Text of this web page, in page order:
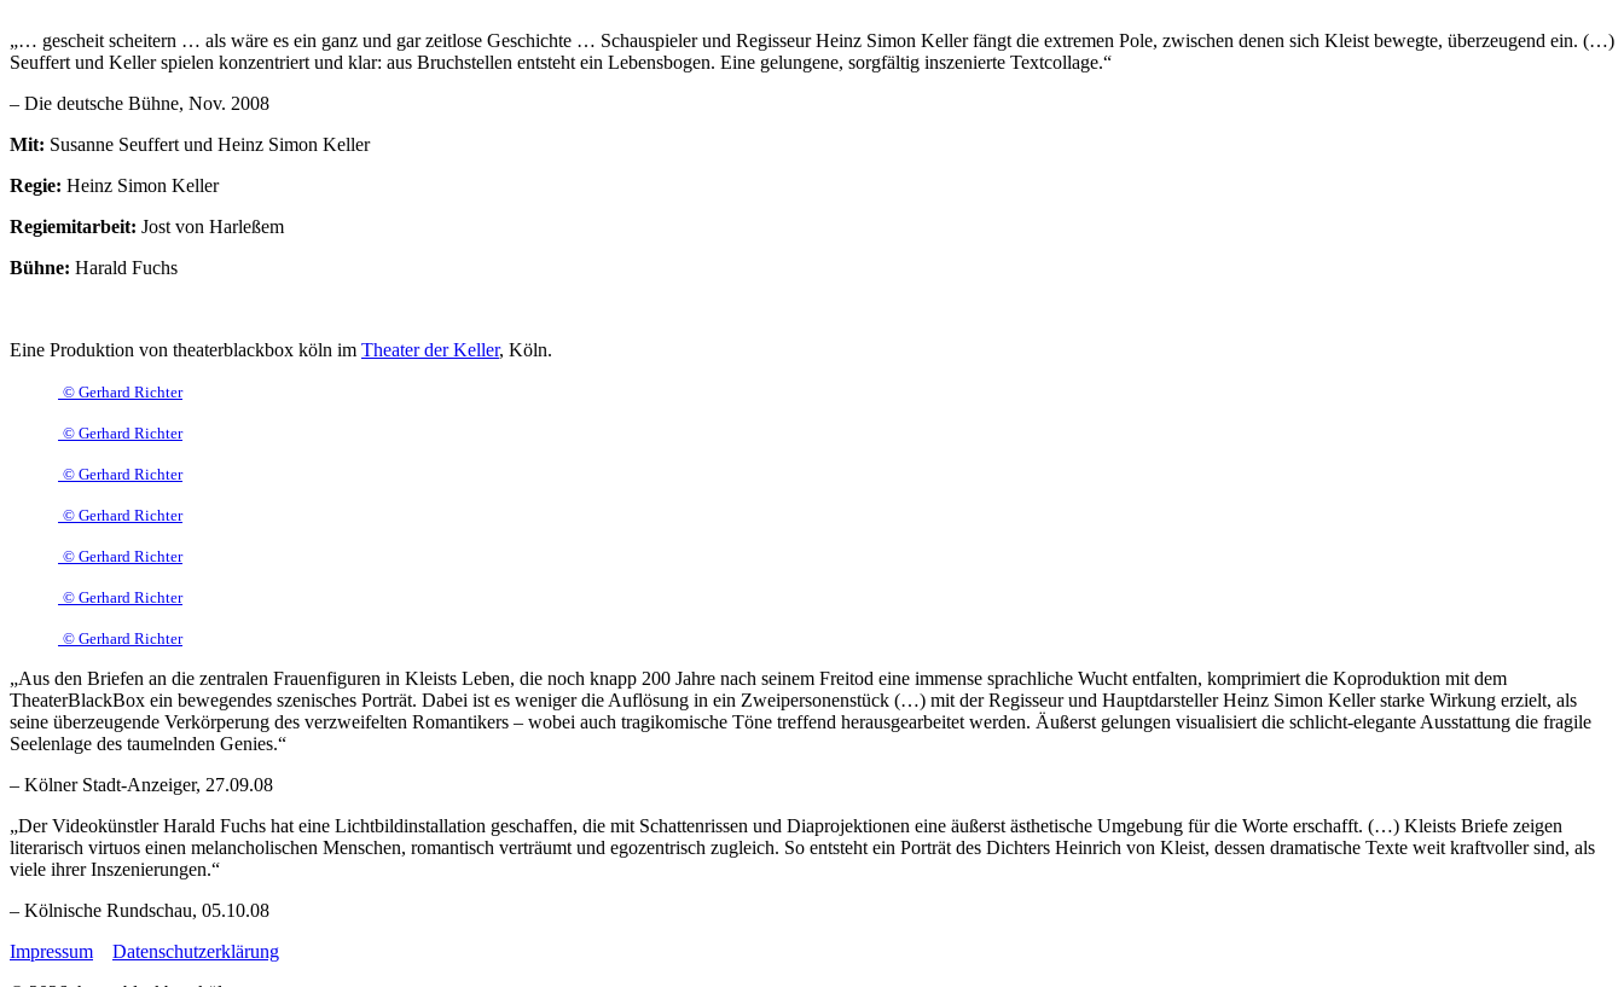
„… gescheit scheitern … als wäre es ein ganz und gar zeitlose Geschichte … Schauspieler und Regisseur Heinz Simon Keller fängt die extremen Pole, zwischen denen sich Kleist bewegte, überzeugend ein. (…)
Seuffert und Keller spielen konzentriert und klar: aus Bruchstellen entsteht ein Lebensbogen. Eine gelungene, sorgfältig inszenierte Textcollage.“
– Die deutsche Bühne, Nov. 2008
Mit: Susanne Seuffert und Heinz Simon Keller
Regie: Heinz Simon Keller
Regiemitarbeit: Jost von Harleßem
Bühne: Harald Fuchs
Eine Produktion von theaterblackbox köln im Theater der Keller, Köln.
© Gerhard Richter
© Gerhard Richter
© Gerhard Richter
© Gerhard Richter
© Gerhard Richter
© Gerhard Richter
© Gerhard Richter
„Aus den Briefen an die zentralen Frauenfiguren in Kleists Leben, die noch knapp 200 Jahre nach seinem Freitod eine immense sprachliche Wucht entfalten, komprimiert die Koproduktion mit dem
TheaterBlackBox ein bewegendes szenisches Porträt. Dabei ist es weniger die Auflösung in ein Zweipersonenstück (…) mit der Regisseur und Hauptdarsteller Heinz Simon Keller starke Wirkung erzielt, als
seine überzeugende Verkörperung des verzweifelten Romantikers – wobei auch tragikomische Töne treffend herausgearbeitet werden. Äußerst gelungen visualisiert die schlicht-elegante Ausstattung die fragile
Seelenlage des taumelnden Genies.“
– Kölner Stadt-Anzeiger, 27.09.08
„Der Videokünstler Harald Fuchs hat eine Lichtbildinstallation geschaffen, die mit Schattenrissen und Diaprojektionen eine äußerst ästhetische Umgebung für die Worte erschafft. (…) Kleists Briefe zeigen
literarisch virtuos einen melancholischen Menschen, romantisch verträumt und egozentrisch zugleich. So entsteht ein Porträt des Dichters Heinrich von Kleist, dessen dramatische Texte weit kraftvoller sind, als
viele ihrer Inszenierungen.“
– Kölnische Rundschau, 05.10.08
Impressum
Datenschutzerklärung